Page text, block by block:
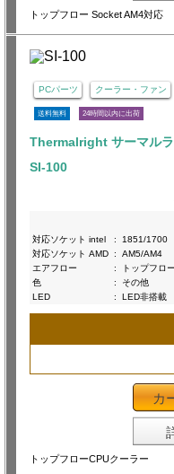
トップフロー Socket AM4対応
PCパーツ クーラー・ファン
送料無料 24時間以内に出荷
Thermalright サーマルラ
SI-100
対応ソケット intel
:
1851/1700
対応ソケット AMD :
AM5/AM4
エアフロー
:
トップフロー
色
:
その他
LED
: LED非搭載
カ
トップフローCPUクーラー